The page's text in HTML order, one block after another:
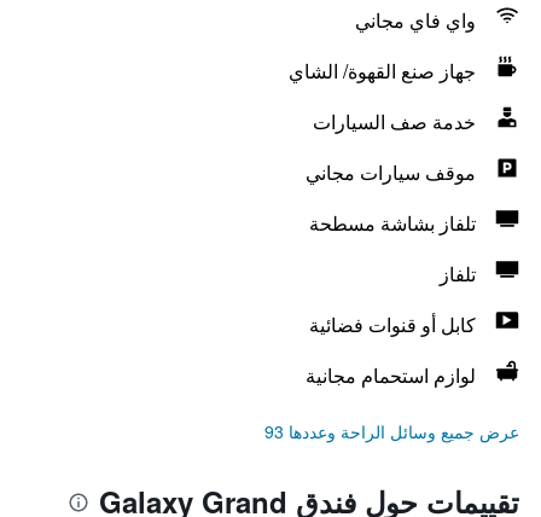
واي فاي مجاني
جهاز صنع القهوة/ الشاي
خدمة صف السيارات
موقف سيارات مجاني
تلفاز بشاشة مسطحة
تلفاز
كابل أو قنوات فضائية
لوازم استحمام مجانية
عرض جميع وسائل الراحة وعددها 93
تقييمات حول فندق Galaxy Grand